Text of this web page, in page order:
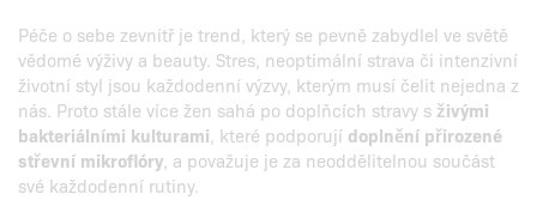
Péče o sebe zevnitř je trend, který se pevně zabydlel ve světě
vědomé výživy a beauty. Stres, neoptimální strava či intenzivní
životní styl jsou každodenní výzvy, kterým musí čelit nejedna z
nás. Proto stále více žen sahá po doplňcích stravy s živými
bakteriálními kulturami, které podporují doplnění přirozené
střevní mikroflóry, a považuje je za neoddělitelnou součást
své každodenní rutiny.